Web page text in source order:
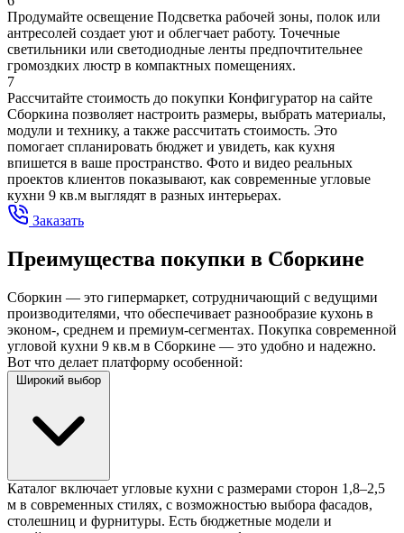
Продумайте освещение Подсветка рабочей зоны, полок или
антресолей создает уют и облегчает работу. Точечные
светильники или светодиодные ленты предпочтительнее
громоздких люстр в компактных помещениях.
7
Рассчитайте стоимость до покупки Конфигуратор на сайте
Сборкина позволяет настроить размеры, выбрать материалы,
модули и технику, а также рассчитать стоимость. Это
помогает спланировать бюджет и увидеть, как кухня
впишется в ваше пространство. Фото и видео реальных
проектов клиентов показывают, как современные угловые
кухни 9 кв.м выглядят в разных интерьерах.
Заказать
Преимущества покупки в Сборкине
Сборкин — это гипермаркет, сотрудничающий с ведущими
производителями, что обеспечивает разнообразие кухонь в
эконом-, среднем и премиум-сегментах. Покупка современной
угловой кухни 9 кв.м в Сборкине — это удобно и надежно.
Вот что делает платформу особенной:
Широкий выбор
Каталог включает угловые кухни с размерами сторон 1,8–2,5
м в современных стилях, с возможностью выбора фасадов,
столешниц и фурнитуры. Есть бюджетные модели и